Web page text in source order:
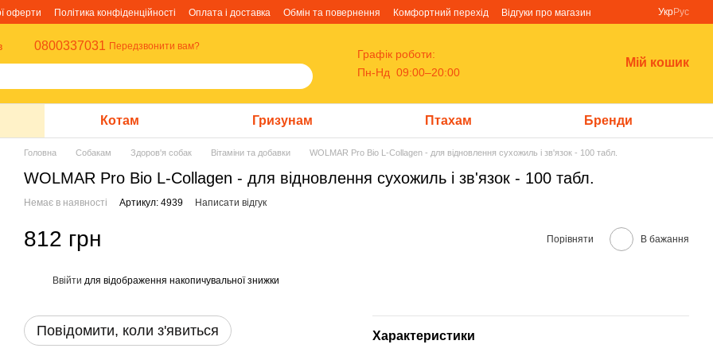
оферти Політика конфіденційності Оплата і доставка Обмін та повернення Комфортний перехід
Відгуки про магазин
УкрРус
0800337031 Передзвонити вам?
Графік роботи:
Пн-Нд 09:00–20:00
Мій кошик
Котам Гризунам Птахам Бренди
Головна Собакам Здоров'я собак Вітаміни та добавки WOLMAR Pro Bio L-Collagen - для відновлення сухожиль і зв'язок - 100 табл.
WOLMAR Pro Bio L-Collagen - для відновлення сухожиль і зв'язок - 100 табл.
Немає в наявності Артикул: 4939 Написати відгук
812 грн Порівняти В бажання
Ввійти для відображення накопичувальної знижки
Повідомити, коли з'явиться Характеристики